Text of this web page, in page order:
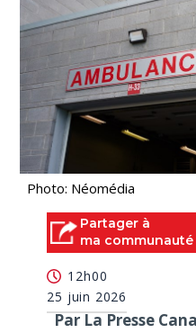
Photo: Néomédia
Partager à
ma communauté
12h00
25 juin 2026
Par La Presse